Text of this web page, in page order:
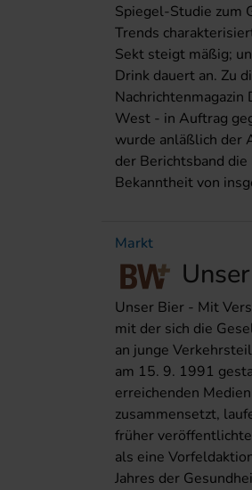
Spiegel-Studie zum
Trends
Sekt steigt mäßig;
Drink dauert an. Zu
West - in Auftrag
wurde anläßlich der
der Berichtsband
Bekanntheit von
Markt
Unser Bier - Mit
mit der sich die
an junge
am 15. 9. 1991
erreichenden
zusammensetzt,
früher
als eine
Jahres der